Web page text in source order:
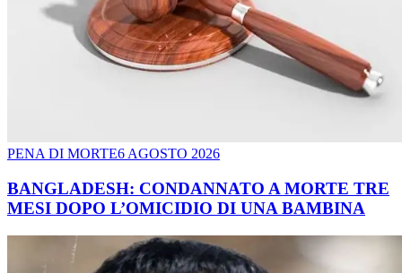
PENA DI MORTE6 AGOSTO 2026
BANGLADESH: CONDANNATO A MORTE TRE
MESI DOPO L’OMICIDIO DI UNA BAMBINA